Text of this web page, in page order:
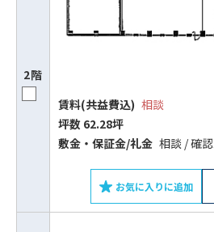
2階
賃料(共益費込) 相談
坪数 62.28坪
敷⾦‧保証⾦/礼⾦ 相談 / 確認
お気に入りに追加